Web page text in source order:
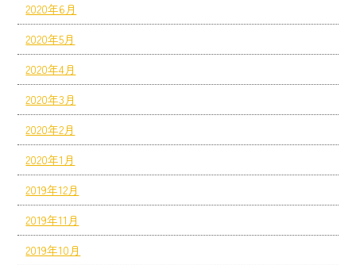
2020年6月
2020年5月
2020年4月
2020年3月
2020年2月
2020年1月
2019年12月
2019年11月
2019年10月